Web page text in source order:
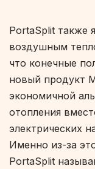
PortaSplit также
воздушным
что конечные
новый продукт
экономичной
отопления
электрических
Именно из-за
PortaSplit